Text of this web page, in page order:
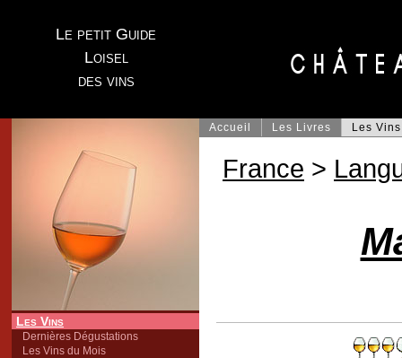
Le petit Guide
Loisel
des vins
Les Vins
Dernières Dégustations
Les Vins du Mois
Accueil Les Livres Les Vins
France >